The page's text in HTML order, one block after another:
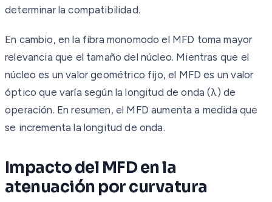
determinar la compatibilidad.
En cambio, en la fibra monomodo el MFD toma mayor
relevancia que el tamaño del núcleo. Mientras que el
núcleo es un valor geométrico fijo, el MFD es un valor
óptico que varía según la longitud de onda (λ) de
operación. En resumen, el MFD aumenta a medida que
se incrementa la longitud de onda.
Impacto del MFD en la
atenuación por curvatura